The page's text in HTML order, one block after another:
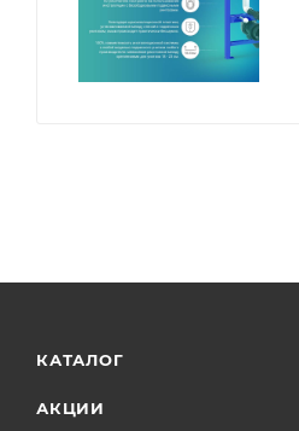
КАТАЛОГ
АКЦИИ